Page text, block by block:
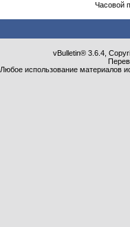
Часовой
vBulletin® 3.6.4,
Любое использование материалов